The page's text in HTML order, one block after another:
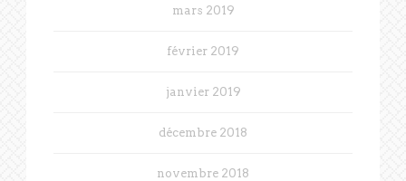
mars 2019
février 2019
janvier 2019
décembre 2018
novembre 2018